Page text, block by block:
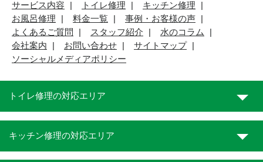
サービス内容
トイレ修理
キッチン修理
お風呂修理
料金一覧
事例・お客様の声
よくあるご質問
スタッフ紹介
水のコラム
会社案内
お問い合わせ
サイトマップ
ソーシャルメディアポリシー
トイレ修理の対応エリア
キッチン修理の対応エリア